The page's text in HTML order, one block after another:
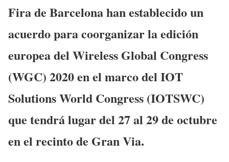
Fira de Barcelona han establecido un
acuerdo para coorganizar la edición
europea del Wireless Global Congress
(WGC) 2020 en el marco del IOT
Solutions World Congress (IOTSWC)
que tendrá lugar del 27 al 29 de octubre
en el recinto de Gran Via.